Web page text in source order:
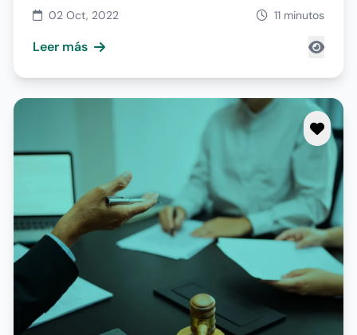
02 Oct, 2022 11 minutos
Leer más